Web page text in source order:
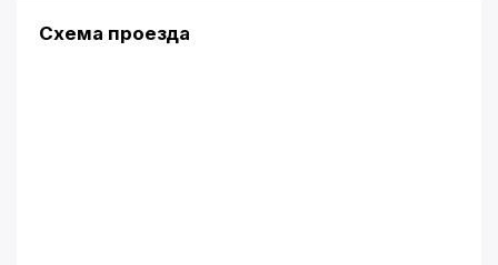
Схема проезда